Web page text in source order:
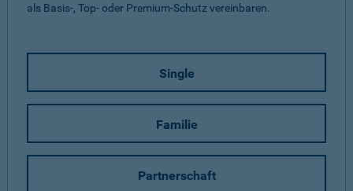
als Basis-, Top- oder Premium-Schutz vereinbaren.
Single
Familie
Partnerschaft